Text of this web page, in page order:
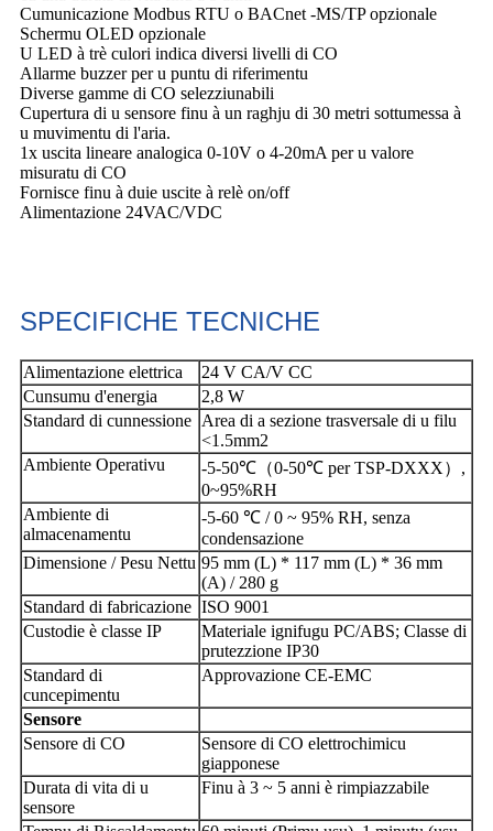
Cumunicazione Modbus RTU o BACnet -MS/TP opzionale
Schermu OLED opzionale
U LED à trè culori indica diversi livelli di CO
Allarme buzzer per u puntu di riferimentu
Diverse gamme di CO selezziunabili
Cupertura di u sensore finu à un raghju di 30 metri sottumessa à
u muvimentu di l'aria.
1x uscita lineare analogica 0-10V o 4-20mA per u valore
misuratu di CO
Fornisce finu à duie uscite à relè on/off
Alimentazione 24VAC/VDC
SPECIFICHE TECNICHE
Alimentazione elettrica
24 V CA/V CC
Cunsumu d'energia
2,8 W
Standard di cunnessione Area di a sezione trasversale di u filu
<1.5mm2
Ambiente Operativu
-5-50℃（0-50℃ per TSP-DXXX）,
0~95%RH
Ambiente di
almacenamentu
-5-60 ℃ / 0 ~ 95% RH, senza
condensazione
Dimensione / Pesu Nettu 95 mm (L) * 117 mm (L) * 36 mm
(A) / 280 g
Standard di fabricazione ISO 9001
Custodie è classe IP
Materiale ignifugu PC/ABS; Classe di
prutezzione IP30
Standard di
cuncepimentu
Approvazione CE-EMC
Sensore
Sensore di CO
Sensore di CO elettrochimicu
giapponese
Durata di vita di u
sensore
Finu à 3 ~ 5 anni è rimpiazzabile